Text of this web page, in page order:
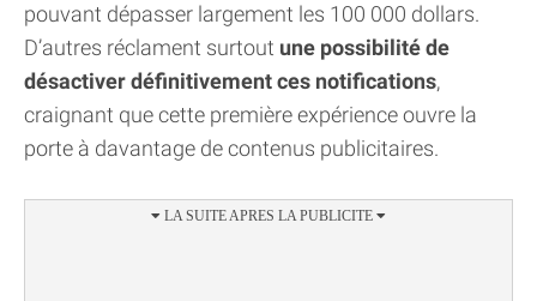
pouvant dépasser largement les 100 000 dollars.
D’autres réclament surtout une possibilité de
désactiver définitivement ces notifications,
craignant que cette première expérience ouvre la
porte à davantage de contenus publicitaires.